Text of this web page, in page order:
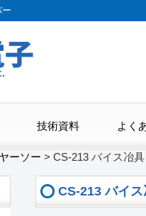
技術資料 よく
ーソー > CS-213 バイス冶具
CS-213 バイス